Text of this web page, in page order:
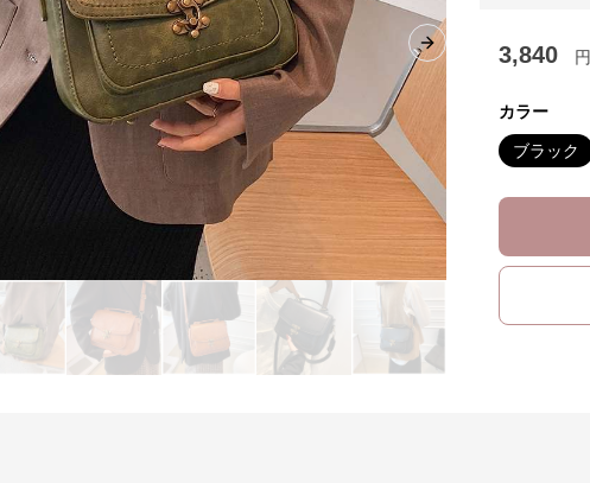
Next slide3,840 円
カラー
ブラック